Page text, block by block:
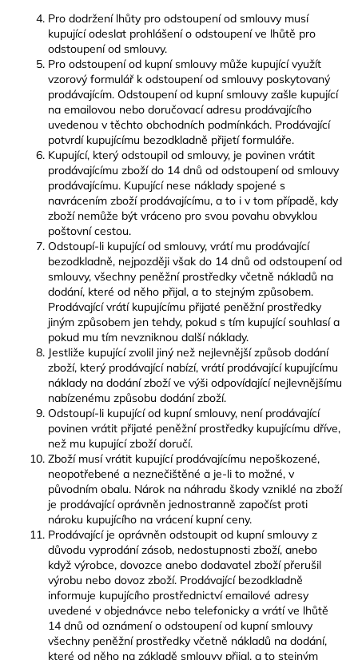
Pro dodržení lhůty pro odstoupení od smlouvy musí
kupující odeslat prohlášení o odstoupení ve lhůtě pro
odstoupení od smlouvy.
Pro odstoupení od kupní smlouvy může kupující využít
vzorový formulář k odstoupení od smlouvy poskytovaný
prodávajícím. Odstoupení od kupní smlouvy zašle kupující
na emailovou nebo doručovací adresu prodávajícího
uvedenou v těchto obchodních podmínkách. Prodávající
potvrdí kupujícímu bezodkladně přijetí formuláře.
Kupující, který odstoupil od smlouvy, je povinen vrátit
prodávajícímu zboží do 14 dnů od odstoupení od smlouvy
prodávajícímu. Kupující nese náklady spojené s
navrácením zboží prodávajícímu, a to i v tom případě, kdy
zboží nemůže být vráceno pro svou povahu obvyklou
poštovní cestou.
Odstoupí-li kupující od smlouvy, vrátí mu prodávající
bezodkladně, nejpozději však do 14 dnů od odstoupení od
smlouvy, všechny peněžní prostředky včetně nákladů na
dodání, které od něho přijal, a to stejným způsobem.
Prodávající vrátí kupujícímu přijaté peněžní prostředky
jiným způsobem jen tehdy, pokud s tím kupující souhlasí a
pokud mu tím nevzniknou další náklady.
Jestliže kupující zvolil jiný než nejlevnější způsob dodání
zboží, který prodávající nabízí, vrátí prodávající kupujícímu
náklady na dodání zboží ve výši odpovídající nejlevnějšímu
nabízenému způsobu dodání zboží.
Odstoupí-li kupující od kupní smlouvy, není prodávající
povinen vrátit přijaté peněžní prostředky kupujícímu dříve,
než mu kupující zboží doručí.
Zboží musí vrátit kupující prodávajícímu nepoškozené,
neopotřebené a neznečištěné a je-li to možné, v
původním obalu. Nárok na náhradu škody vzniklé na zboží
je prodávající oprávněn jednostranně započíst proti
nároku kupujícího na vrácení kupní ceny.
Prodávající je oprávněn odstoupit od kupní smlouvy z
důvodu vyprodání zásob, nedostupnosti zboží, anebo
když výrobce, dovozce anebo dodavatel zboží přerušil
výrobu nebo dovoz zboží. Prodávající bezodkladně
informuje kupujícího prostřednictví emailové adresy
uvedené v objednávce nebo telefonicky a vrátí ve lhůtě
14 dnů od oznámení o odstoupení od kupní smlouvy
všechny peněžní prostředky včetně nákladů na dodání,
které od něho na základě smlouvy přijal, a to stejným